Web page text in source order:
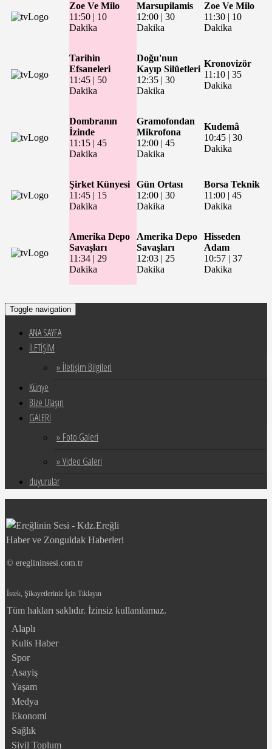
Zoe Ve Milo
11:50 | 10
Dakika
Marsupilamis
12:00 | 30
Dakika
Zoe Ve Milo
11:30 | 10
Dakika
Tarihin
Efsaneleri
11:45 | 50
Dakika
Doğu'nun
Kayıp Silüetleri
12:35 | 30
Dakika
Kronovizör
11:10 | 35
Dakika
Dombranın
İzinde
11:15 | 45
Dakika
Gramofondan
Mikrofona
12:00 | 45
Dakika
Kudemâ
10:45 | 30
Dakika
Şirket Künyesi
11:45 | 15
Dakika
Gün Ortası
12:00 | 30
Dakika
Borsa Teknik
11:00 | 45
Dakika
Amerika Depo
Savaşları
11:34 | 29
Dakika
Amerika Depo
Savaşları
12:03 | 25
Dakika
Hisseden
Adam
10:57 | 37
Dakika
Toggle navigation
ANA SAYFA
İLETİŞİM
» İletişim Bilgileri
Künye
Bize Ulaşın
GALERİ
» Foto Galeri
» Video Galeri
duyurular
© ereglininsesi.com.tr
İstek, Şikayetleriniz İçin Tıklayın
Tüm hakları saklıdır. İzinsiz kullanılamaz.
Alaplı
Kulis Haber
Spor
Asayiş
Yaşam
Medya
Ekonomi
Sağlık
Sivil Toplum